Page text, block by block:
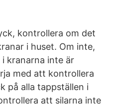
kontrollera om det
i huset. Om inte,
kranarna inte är
med att kontrollera
på alla tappställen i
att silarna inte